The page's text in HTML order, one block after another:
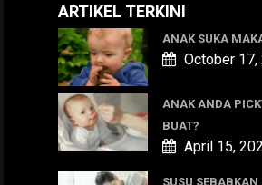
ARTIKEL TERKINI
ANAK SUKA
October 17,
ANAK ANDA
BUAT?
April 15,
SUSU